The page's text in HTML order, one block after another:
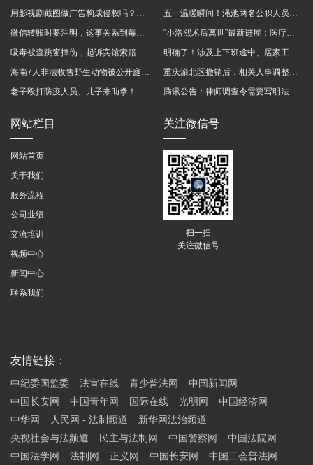
用影视剧截图做广告构成侵权吗？法院这样判
微信转账时要注明，这事关系到每个人……
吸毒被查跳窗摔伤，起诉宾馆索赔，法院这样判！
海南7人非法收售野生动物被公开庭审 涉案金额2100多万
老子殴打防疫人员、儿子来助拳！均被判刑
五一温暖瞬间！渑池两名公职人员，路遇车祸挺身而出
“小洛熙术后离世”最新进展：医疗事故鉴定已启动
明确了！涉及上下班途中、居家工作等，这些情形可认定工伤→
重庆渝北区撤销后，相关人事调整再披露
腾讯公告：律师调查令需要写明法官手机号，2025年12月31日后施行
网站栏目
网站首页
关于我们
服务流程
公司业绩
交流培训
视频中心
新闻中心
联系我们
关注微信号
扫一扫
关注微信号
友情链接：
中纪委国监委 法宣在线 青少普法网
中国新闻网
中国长安网
中国青年网 国际在线 光明网
中国经济网
中华网
人民网 - 法制频道
新华网法治频道
央视社会与法频道
民主与法制网 中国警察网
中国法院网
中国法学网
法制网 正义网 中国长安网 中国工会普法网